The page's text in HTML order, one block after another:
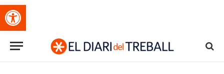
Obre la barra d'eines